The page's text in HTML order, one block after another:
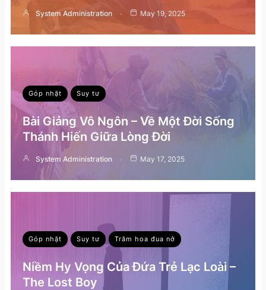
System Administration May 19, 2025
Góp nhặt Suy tư
Bài Giảng Vô Ngôn – Về Một Đời Sống
Thánh Hiến Giữa Lòng Đời
System Administration May 17, 2025
Góp nhặt Suy tư Trăm hoa đua nở
Niềm Hy Vọng Của Đứa Trẻ Lạc Loài –
The Lost Boy